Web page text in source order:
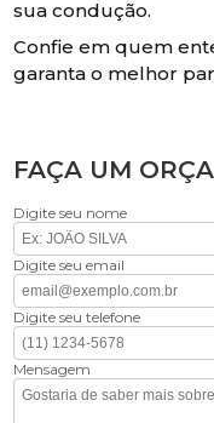
sua condução.
Confie em quem
garanta o melhor
FAÇA UM
Digite seu nome
Digite seu email
Digite seu telefone
Mensagem